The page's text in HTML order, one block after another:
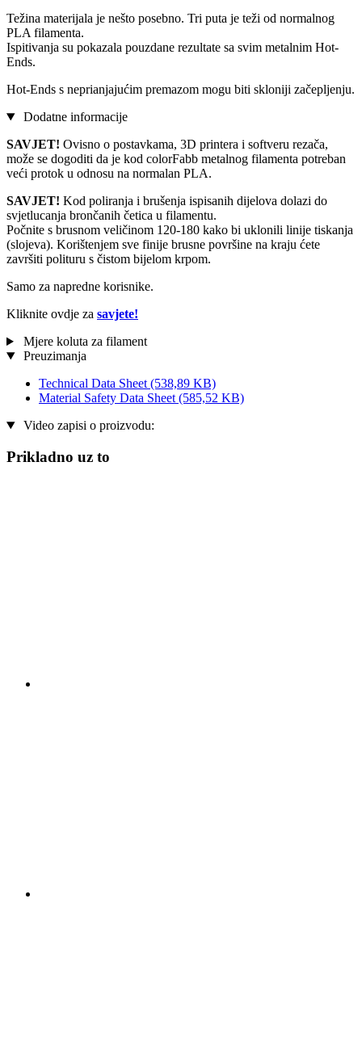
Težina materijala je nešto posebno. Tri puta je teži od normalnog
PLA filamenta.
Ispitivanja su pokazala pouzdane rezultate sa svim metalnim Hot-
Ends.
Hot-Ends s neprianjajućim premazom mogu biti skloniji začepljenju.
Dodatne informacije
SAVJET! Ovisno o postavkama, 3D printera i softveru rezača,
može se dogoditi da je kod colorFabb metalnog filamenta potreban
veći protok u odnosu na normalan PLA.
SAVJET! Kod poliranja i brušenja ispisanih dijelova dolazi do
svjetlucanja brončanih četica u filamentu.
Počnite s brusnom veličinom 120-180 kako bi uklonili linije tiskanja
(slojeva). Korištenjem sve finije brusne površine na kraju ćete
završiti polituru s čistom bijelom krpom.
Samo za napredne korisnike.
Kliknite ovdje za savjete!
Mjere koluta za filament
Preuzimanja
Technical Data Sheet (538,89 KB)
Material Safety Data Sheet (585,52 KB)
Video zapisi o proizvodu:
Prikladno uz to